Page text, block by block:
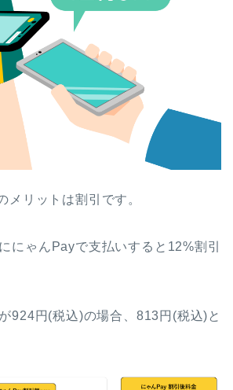
メリットは割引です。
にゃんPayで支払いすると12%割引
924円(税込)の場合、813円(税込)と